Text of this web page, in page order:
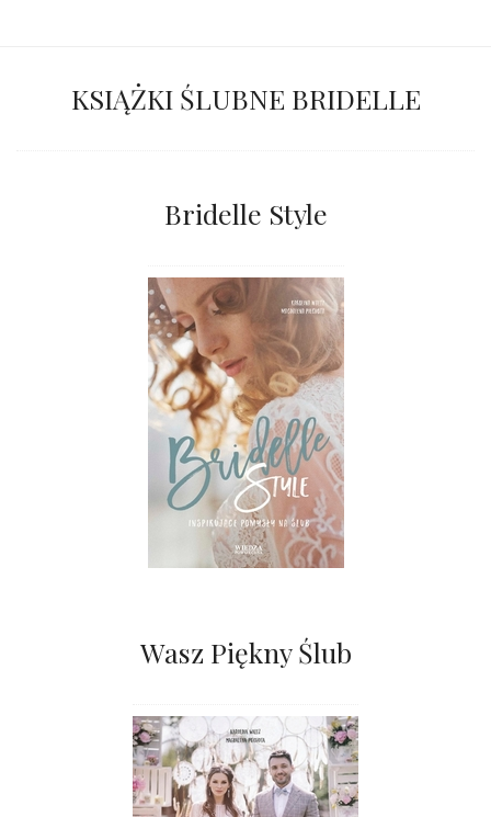
KSIĄŻKI ŚLUBNE BRIDELLE
Bridelle Style
Wasz Piękny Ślub